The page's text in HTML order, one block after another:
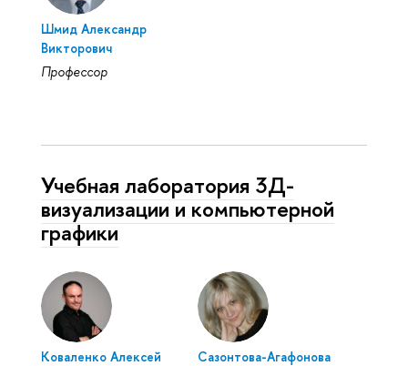
Шмид Александр
Викторович
Профессор
Учебная лаборатория 3Д-
визуализации и компьютерной
графики
Коваленко Алексей
Сазонтова-Агафонова